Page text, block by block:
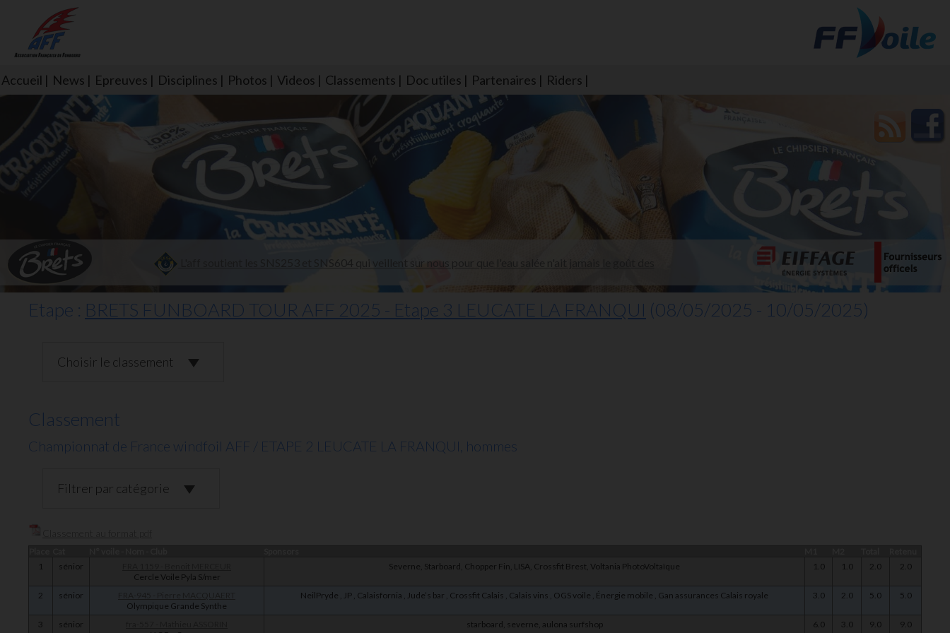
Accueil News Epreuves Disciplines Photos Videos Classements Doc utiles Partenaires Riders
larmes
Etape : BRETS FUNBOARD TOUR AFF 2025 - Etape 3 LEUCATE LA FRANQUI (08/05/2025 - 10/05/2025)
Choisir le classement
Classement
Championnat de France windfoil AFF / ETAPE 2 LEUCATE LA FRANQUI, hommes
Filtrer par catégorie
1
sénior
Cercle Voile Pyla S/mer
Severne, Starboard, Chopper Fin, LISA, Crossfit Brest, Voltania PhotoVoltaïque 1.0 1.0 2.0 2.0
2 sénior
Olympique Grande Synthe
NeilPryde , JP , Calaisfornia , Jude’s bar , Crossfit Calais , Calais vins , OGS voile , Énergie mobile , Gan assurances Calais royale 3.0 2.0 5.0 5.0
3 sénior starboard, severne, aulona surfshop 6.0 3.0 9.0 9.0